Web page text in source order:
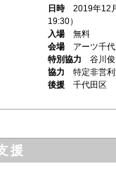
日時2019年12月
19:30）
入場 無料
会場 アーツ千代
特別協力 谷川俊
協力 特定非営利
後援 千代田区
援